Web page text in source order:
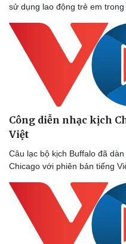
Sức khỏe
Dinh dưỡng - món ngon
Cây thuốc
Sản phụ khoa
Nhi khoa
Nam khoa
Làm đẹp - giảm cân
Phòng mạch online
Ăn sạch sống khỏe
sử dụng lao động trẻ em trong
Công diễn nhạc kịch
Việt
Câu lạc bộ kịch Buffalo đã
Chicago với phiên bản tiếng